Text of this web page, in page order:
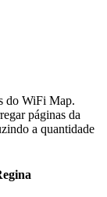
do WiFi Map.
páginas da
a quantidade